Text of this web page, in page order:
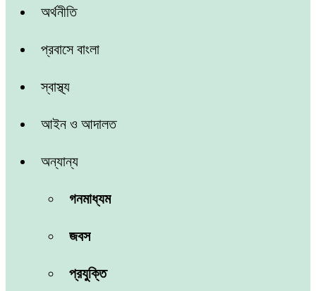
অর্থনীতি
প্রবাসে বাংলা
স্বাস্থ্য
আইন ও আদালত
অন্যান্য
গনমাধ্যম
জবস
প্রযুক্তি